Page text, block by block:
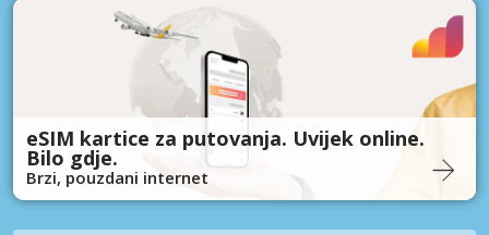
eSIM kartice za putovanja. Uvijek online.
Bilo gdje.
Brzi, pouzdani internet